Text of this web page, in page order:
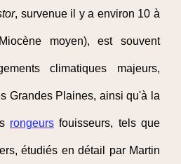
, survenue il y a environ 10 à
moyen), est souvent
climatiques majeurs,
Grandes Plaines, ainsi qu'à la
rongeurs fouisseurs, tels que
étudiés en détail par Martin